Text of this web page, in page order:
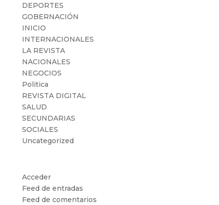
DEPORTES
GOBERNACIÓN
INICIO
INTERNACIONALES
LA REVISTA
NACIONALES
NEGOCIOS
Politica
REVISTA DIGITAL
SALUD
SECUNDARIAS
SOCIALES
Uncategorized
Acceder
Feed de entradas
Feed de comentarios